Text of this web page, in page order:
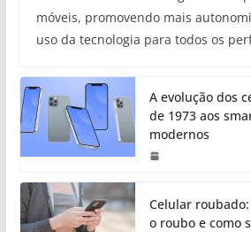
móveis, promovendo mais
uso da tecnologia para todos os
A evolução dos
de 1973 aos
modernos
Celular
o roubo e como